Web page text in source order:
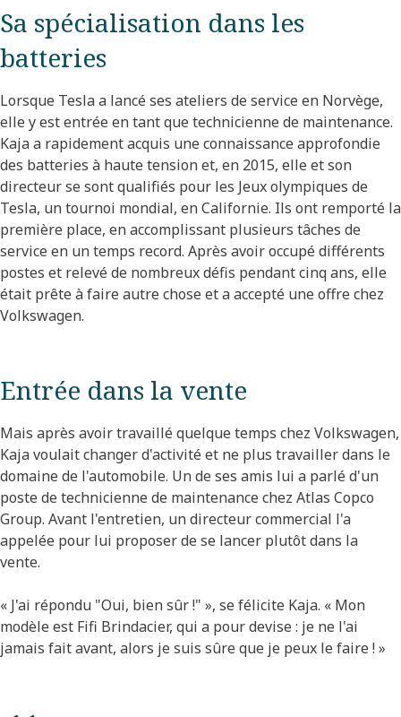
Sa spécialisation dans les
batteries
Lorsque Tesla a lancé ses ateliers de service en Norvège,
elle y est entrée en tant que technicienne de maintenance.
Kaja a rapidement acquis une connaissance approfondie
des batteries à haute tension et, en 2015, elle et son
directeur se sont qualifiés pour les Jeux olympiques de
Tesla, un tournoi mondial, en Californie. Ils ont remporté la
première place, en accomplissant plusieurs tâches de
service en un temps record. Après avoir occupé différents
postes et relevé de nombreux défis pendant cinq ans, elle
était prête à faire autre chose et a accepté une offre chez
Volkswagen.
Entrée dans la vente
Mais après avoir travaillé quelque temps chez Volkswagen,
Kaja voulait changer d'activité et ne plus travailler dans le
domaine de l'automobile. Un de ses amis lui a parlé d'un
poste de technicienne de maintenance chez Atlas Copco
Group. Avant l'entretien, un directeur commercial l'a
appelée pour lui proposer de se lancer plutôt dans la
vente.
« J'ai répondu "Oui, bien sûr !" », se félicite Kaja. « Mon
modèle est Fifi Brindacier, qui a pour devise : je ne l'ai
jamais fait avant, alors je suis sûre que je peux le faire ! »